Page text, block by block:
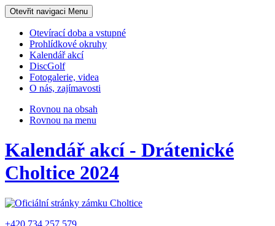
Otevřit navigaci Menu
Otevírací doba a vstupné
Prohlídkové okruhy
Kalendář akcí
DiscGolf
Fotogalerie, videa
O nás, zajímavosti
Rovnou na obsah
Rovnou na menu
Kalendář akcí - Drátenické
Choltice 2024
+420 734 257 579